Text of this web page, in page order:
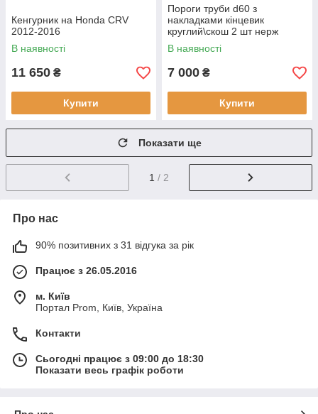
Кенгурник на Honda CRV
2012-2016
В наявності
11 650 ₴
Купити
Пороги труби d60 з
накладками кінцевик
круглий\скош 2 шт нерж
Honda CRV 2010-2016
В наявності
7 000 ₴
Купити
Показати ще
1 / 2
Про нас
90% позитивних з 31 відгука за рік
Працює з 26.05.2016
м. Київ
Портал Prom, Київ, Україна
Контакти
Сьогодні працює з 09:00 до 18:30
Показати весь графік роботи